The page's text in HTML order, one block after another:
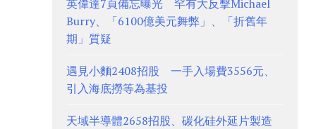
英偉達7頁備忘曝光 罕有大反擊Michael
Burry、「6100億美元舞弊」、「折舊年
期」質疑
遇見小麵2408招股 一手入場費3556元、
引入海底撈等為基投
天域半導體2658招股、碳化硅外延片製造